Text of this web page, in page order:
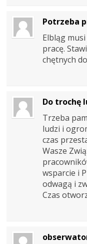
Potrzeba
Elbląg
pracę.
chętnych
Do trochę
Trzeba
ludzi i
czas
Wasze
wsparcie i
odwagą i
Czas